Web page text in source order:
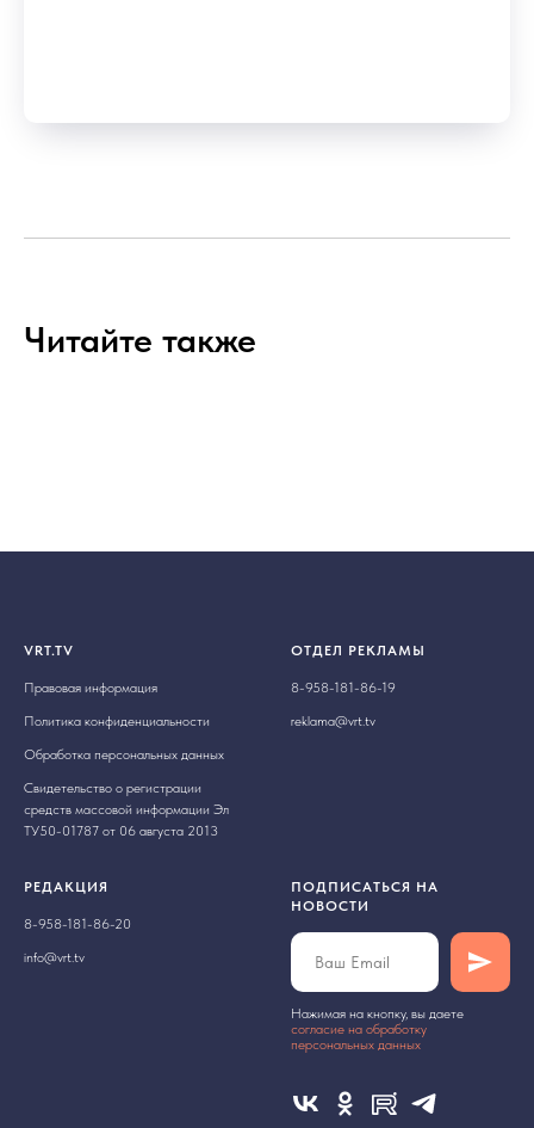
Читайте также
VRT.TV
Правовая информация
Политика конфиденциальности
Обработка персональных данных
Свидетельство о регистрации
средств массовой информации Эл
ТУ50-01787 от 06 августа 2013
ОТДЕЛ РЕКЛАМЫ
8-958-181-86-19
reklama@vrt.tv
РЕДАКЦИЯ
8-958-181-86-20
info@vrt.tv
ПОДПИСАТЬСЯ НА
НОВОСТИ
Нажимая на кнопку, вы даете
cогласие на обработку
персональных данных